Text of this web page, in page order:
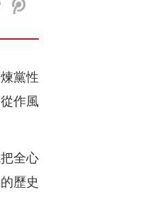
黨性
作風
全心
歷史